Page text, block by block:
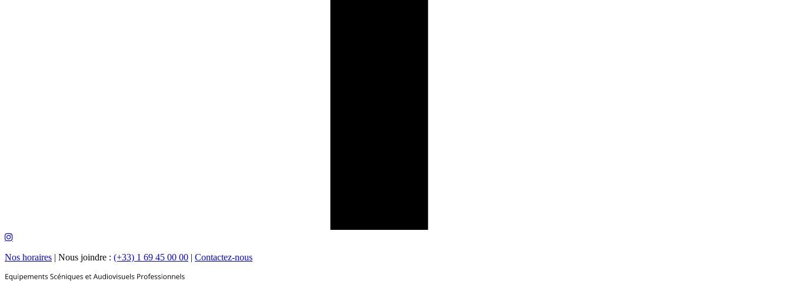
Nos horaires | Nous joindre : (+33) 1 69 45 00 00 | Contactez-nous